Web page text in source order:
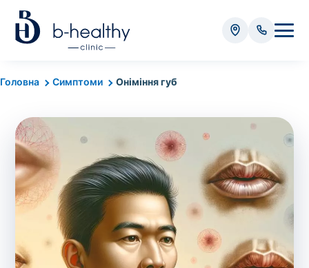
Головна Симптоми Оніміння губ
Аналізи
Вартість забору крові - 50 грн
Вартість забору біоматеріалу (крім крові) - від
35 грн
Всього: 0 грн